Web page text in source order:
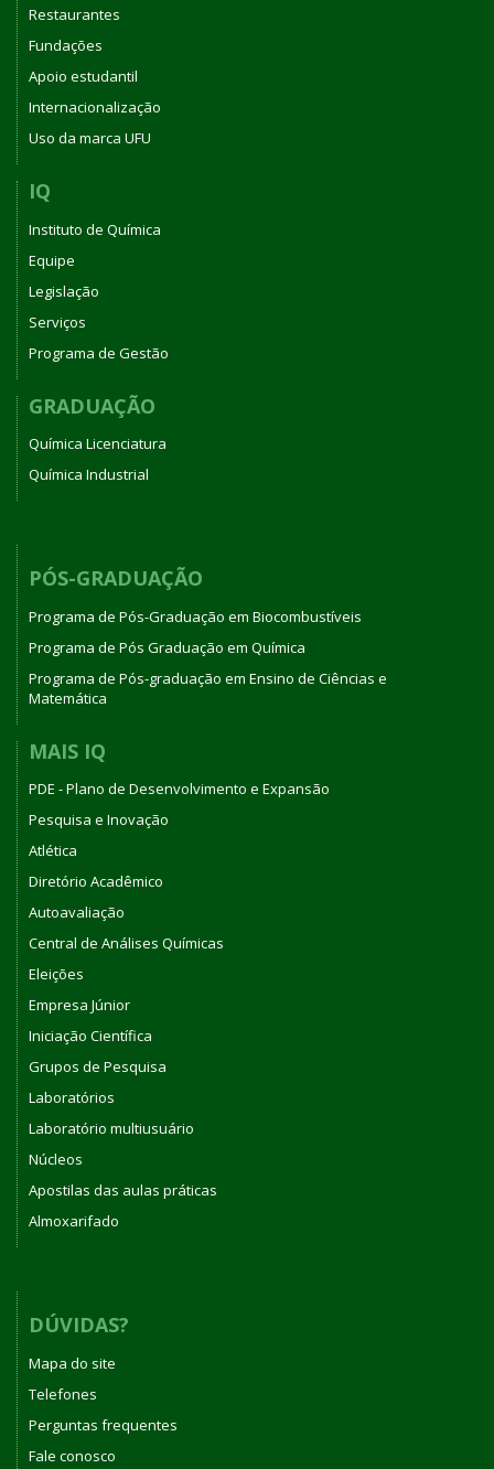
Restaurantes
Fundações
Apoio estudantil
Internacionalização
Uso da marca UFU
IQ
Instituto de Química
Equipe
Legislação
Serviços
Programa de Gestão
GRADUAÇÃO
Química Licenciatura
Química Industrial
PÓS-GRADUAÇÃO
Programa de Pós-Graduação em Biocombustíveis
Programa de Pós Graduação em Química
Programa de Pós-graduação em Ensino de Ciências e
Matemática
MAIS IQ
PDE - Plano de Desenvolvimento e Expansão
Pesquisa e Inovação
Atlética
Diretório Acadêmico
Autoavaliação
Central de Análises Químicas
Eleições
Empresa Júnior
Iniciação Científica
Grupos de Pesquisa
Laboratórios
Laboratório multiusuário
Núcleos
Apostilas das aulas práticas
Almoxarifado
DÚVIDAS?
Mapa do site
Telefones
Perguntas frequentes
Fale conosco